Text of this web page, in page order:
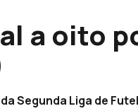
a oito
Segunda Liga de